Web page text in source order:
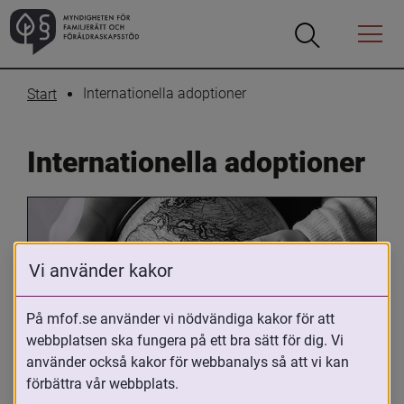
Öppna
Öppna
Menyn
Start Internationella adoptioner
Internationella adoptioner
Oavsett om du är adopterad,
adoptivförälder eller arbetar med
Vi använder kakor
På mfof.se använder vi nödvändiga kakor för att
webbplatsen ska fungera på ett bra sätt för dig. Vi
använder också kakor för webbanalys så att vi kan
förbättra vår webbplats.